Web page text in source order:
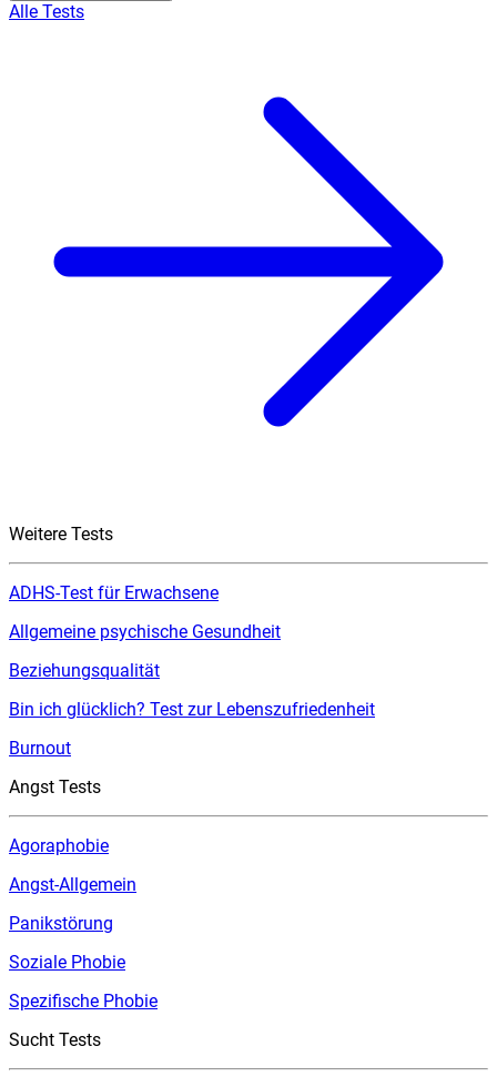
Alle Tests
Weitere Tests
ADHS-Test für Erwachsene
Allgemeine psychische Gesundheit
Beziehungsqualität
Bin ich glücklich? Test zur Lebenszufriedenheit
Burnout
Angst Tests
Agoraphobie
Angst-Allgemein
Panikstörung
Soziale Phobie
Spezifische Phobie
Sucht Tests